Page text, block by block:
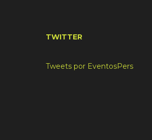
TWITTER
Tweets por EventosPers